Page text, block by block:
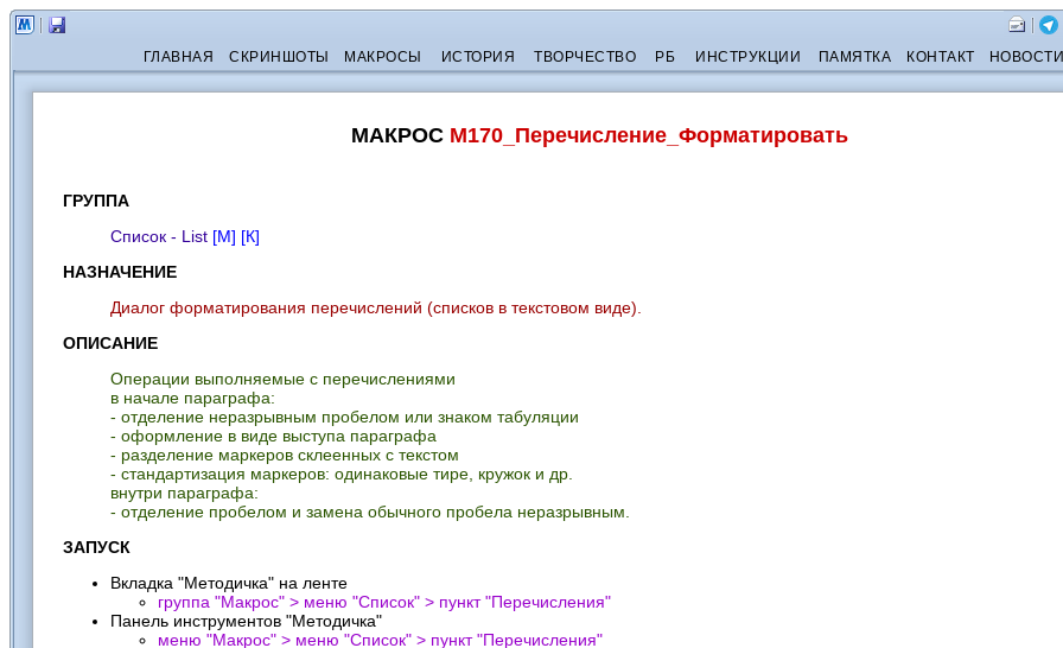
ГЛАВНАЯ СКРИНШОТЫ МАКРОСЫ ИСТОРИЯ ТВОРЧЕСТВО РБ ИНСТРУКЦИИ ПАМЯТКА КОНТАКТ
МАКРОС M170_Перечисление_Форматировать
ГРУППА
Список - List [М] [К]
НАЗНАЧЕНИЕ
Диалог форматирования перечислений (списков в текстовом виде).
ОПИСАНИЕ
Операции выполняемые с перечислениями
в начале параграфа:
- отделение неразрывным пробелом или знаком табуляции
- оформление в виде выступа параграфа
- разделение маркеров склеенных с текстом
- стандартизация маркеров: одинаковые тире, кружок и др.
внутри параграфа:
- отделение пробелом и замена обычного пробела неразрывным.
ЗАПУСК
Вкладка "Методичка" на ленте
группа "Макрос" > меню "Список" > пункт "Перечисления"
Панель инструментов "Методичка"
меню "Макрос" > меню "Список" > пункт "Перечисления"